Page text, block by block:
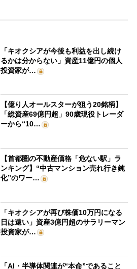
「キオクシアが今後も利益を出し続け
るかは分からない」資産11億円の個人
投資家が…
【億り人オールスターが狙う20銘柄】
「総資産69億円超」90歳現役トレーダ
ーから“10…
【首都圏の不動産価格「危ない駅」ラ
ンキング】“中古マンション売れ行き鈍
化”のワー…
「キオクシアが再び株価10万円になる
日は遠い」資産3億円超のサラリーマン
投資家が…
「AI・半導体関連が“本命”であること